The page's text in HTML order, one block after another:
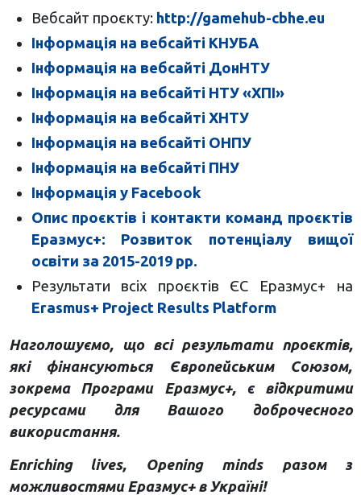
Вебсайт проєкту: http://gamehub-cbhe.eu
Інформація на вебсайті КНУБА
Інформація на вебсайті ДонНТУ
Інформація на вебсайті НТУ «ХПІ»
Інформація на вебсайті ХНТУ
Інформація на вебсайті ОНПУ
Інформація на вебсайті ПНУ
Інформація у Facebook
Опис проєктів і контакти команд проєктів
Еразмус+: Розвиток потенціалу вищої
освіти за 2015-2019 рр.
Результати всіх проєктів ЄС Еразмус+ на
Erasmus+ Project Results Platform
Наголошуємо, що всі результати проєктів,
які фінансуються Європейським Союзом,
зокрема Програми Еразмус+, є відкритими
ресурсами для Вашого доброчесного
використання.
Enriching lives, Opening minds разом з
можливостями Еразмус+ в Україні!